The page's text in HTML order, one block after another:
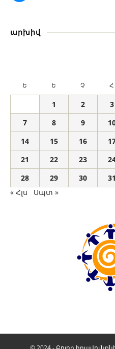
արխիվ
Ե Ե Չ Հ
1 2 3
7
8 9
14
15 16
21
22 23
28
29 30
31
« Հլս
Սպտ »